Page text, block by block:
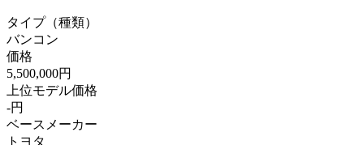
タイプ（種類）
バンコン
価格
5,500,000円
上位モデル価格
-円
ベースメーカー
トヨタ